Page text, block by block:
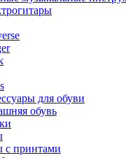
для обуви
обувь
с принтами